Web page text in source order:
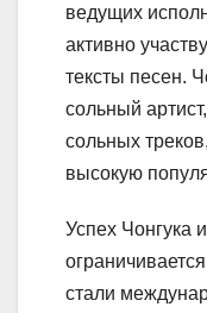
ведущих
активно
тексты песен.
сольный
сольных
высокую
Успех Чонгука
стали